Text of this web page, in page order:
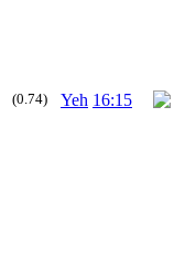
(0.74) Yeh 16:15